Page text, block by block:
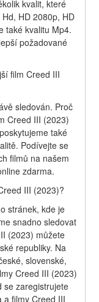
kvalit, které
HD 2080p, HD
také kvalitu Mp4.
požadované
film Creed III
sledován. Proč
Creed III (2023)
také
Podívejte se
filmů na našem
zdarma.
III (2023)?
stránek, kde je
snadno sledovat
(2023) můžete
republiky. Na
slovenské,
Creed III (2023)
se zaregistrujete
a filmy Creed III